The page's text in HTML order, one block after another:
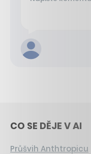
CO SE DĚJE V AI
Průšvih Anthtropicu